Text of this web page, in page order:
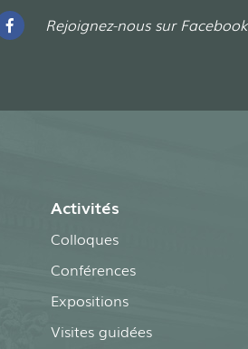
Rejoignez-nous sur Facebook
Activités
Colloques
Conférences
Expositions
Visites guidées